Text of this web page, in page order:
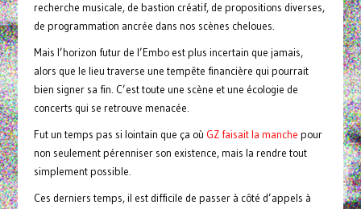
recherche musicale, de bastion créatif, de propositions diverses,
de programmation ancrée dans nos scènes cheloues.
Mais l’horizon futur de l’Embo est plus incertain que jamais,
alors que le lieu traverse une tempête financière qui pourrait
bien signer sa fin. C’est toute une scène et une écologie de
concerts qui se retrouve menacée.
Fut un temps pas si lointain que ça où GZ faisait la manche pour
non seulement pérenniser son existence, mais la rendre tout
simplement possible.
Ces derniers temps, il est difficile de passer à côté d’appels à